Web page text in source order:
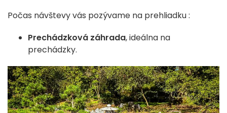
Počas návštevy vás pozývame na prehliadku :
Prechádzková záhrada, ideálna na
prechádzky.